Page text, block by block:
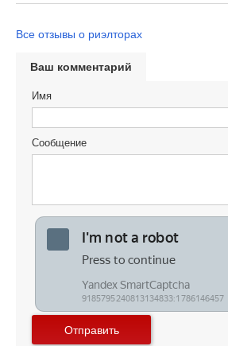
Все отзывы о риэлторах
Ваш комментарий
Имя
Сообщение
Отправить